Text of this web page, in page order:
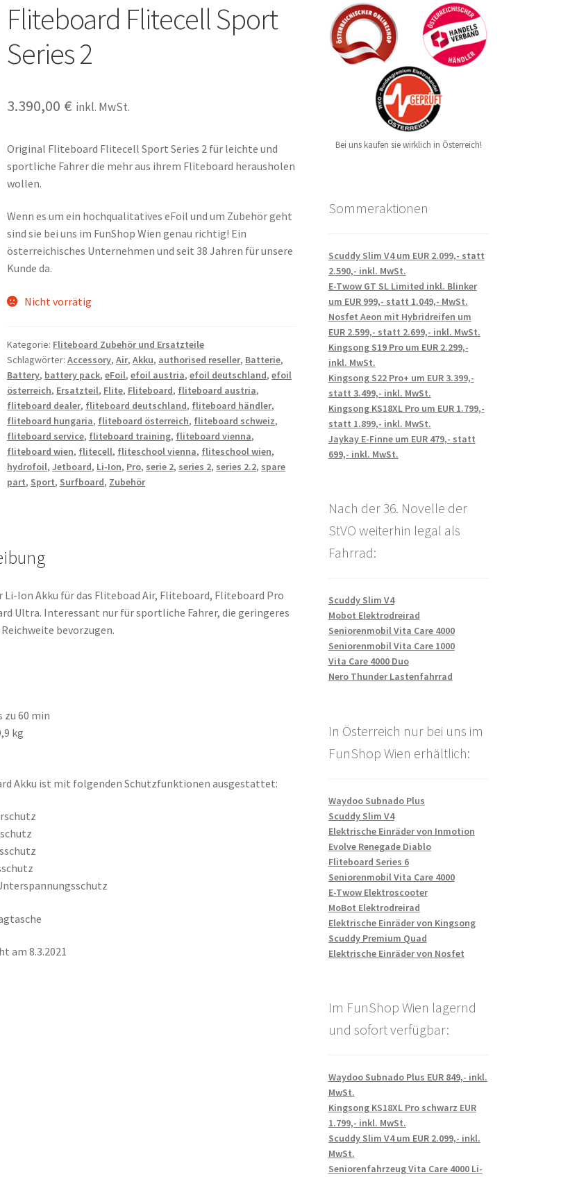
Fliteboard Flitecell Sport
Series 2
3.390,00 € inkl. MwSt.
Original Fliteboard Flitecell Sport Series 2 für leichte und
sportliche Fahrer die mehr aus ihrem Fliteboard herausholen
wollen.
Wenn es um ein hochqualitatives eFoil und um Zubehör geht
sind sie bei uns im FunShop Wien genau richtig! Ein
österreichisches Unternehmen und seit 38 Jahren für unsere
Kunde da.
Nicht vorrätig
Kategorie: Fliteboard Zubehör und Ersatzteile
Schlagwörter:Accessory,Air,Akku, authorised reseller, Batterie,
Battery, battery pack,eFoil,efoil austria,efoil deutschland,efoil
österreich, Ersatzteil, Flite, Fliteboard, fliteboard austria,
fliteboard dealer, fliteboard deutschland, fliteboard händler,
fliteboard hungaria, fliteboard österreich, fliteboard schweiz,
fliteboard service, fliteboard training, fliteboard vienna,
fliteboard wien, flitecell, fliteschool vienna, fliteschool wien,
hydrofoil,Jetboard, Li-Ion, Pro, serie 2, series 2, series 2.2, spare
part, Sport, Surfboard, Zubehör
Li-Ion Akku für das Fliteboad Air, Fliteboard, Fliteboard Pro
Ultra. Interessant nur für sportliche Fahrer, die geringeres
bevorzugen.
zu 60 min
kg
Akku ist mit folgenden Schutzfunktionen ausgestattet:
am 8.3.2021
Bei uns kaufen sie wirklich in Österreich!
Sommeraktionen
Scuddy Slim V4 um EUR 2.099,- statt
2.590,- inkl. MwSt.
E-Twow GT SL Limited inkl. Blinker
um EUR 999,- statt 1.049,- MwSt.
Nosfet Aeon mit Hybridreifen um
EUR 2.599,- statt 2.699,- inkl. MwSt.
Kingsong S19 Pro um EUR 2.299,-
inkl. MwSt.
Kingsong S22 Pro+ um EUR 3.399,-
statt 3.499,- inkl. MwSt.
Kingsong KS18XL Pro um EUR 1.799,-
statt 1.899,- inkl. MwSt.
Jaykay E-Finne um EUR 479,- statt
699,- inkl. MwSt.
Nach der 36. Novelle der
StVO weiterhin legal als
Fahrrad:
Scuddy Slim V4
Mobot Elektrodreirad
Seniorenmobil Vita Care 4000
Seniorenmobil Vita Care 1000
Vita Care 4000 Duo
Nero Thunder Lastenfahrrad
In Österreich nur bei uns im
FunShop Wien erhältlich:
Waydoo Subnado Plus
Scuddy Slim V4
Elektrische Einräder von Inmotion
Evolve Renegade Diablo
Fliteboard Series 6
Seniorenmobil Vita Care 4000
E-Twow Elektroscooter
MoBot Elektrodreirad
Elektrische Einräder von Kingsong
Scuddy Premium Quad
Elektrische Einräder von Nosfet
Im FunShop Wien lagernd
und sofort verfügbar:
Waydoo Subnado Plus EUR 849,- inkl.
MwSt.
Kingsong KS18XL Pro schwarz EUR
1.799,- inkl. MwSt.
Scuddy Slim V4 um EUR 2.099,- inkl.
MwSt.
Seniorenfahrzeug Vita Care 4000 Li-